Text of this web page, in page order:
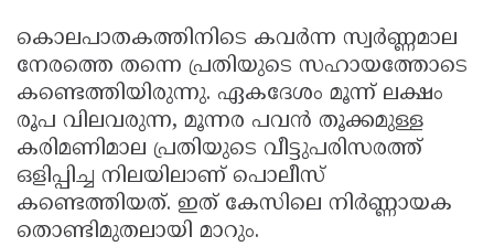
കൊലപാതകത്തിനിടെ കവർന്ന സ്വർണ്ണമാല
നേരത്തെ തന്നെ പ്രതിയുടെ സഹായത്തോടെ
കണ്ടെത്തിയിരുന്നു. ഏകദേശം മൂന്ന് ലക്ഷം
രൂപ വിലവരുന്ന, മൂന്നര പവൻ തൂക്കമുള്ള
കരിമണിമാല പ്രതിയുടെ വീട്ടുപരിസരത്ത്
ഒളിപ്പിച്ച നിലയിലാണ് പൊലീസ്
കണ്ടെത്തിയത്. ഇത് കേസിലെ നിർണ്ണായക
തൊണ്ടിമുതലായി മാറും.